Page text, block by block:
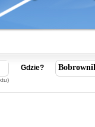
Gdzie?